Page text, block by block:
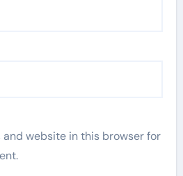
and website in this browser for